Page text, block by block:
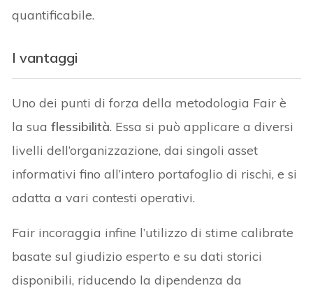
quantificabile.
I vantaggi
Uno dei punti di forza della metodologia Fair è
la suaflessibilità. Essa si può applicare a diversi
livelli dell’organizzazione, dai singoli asset
informativi fino all’intero portafoglio di rischi, e si
adatta a vari contesti operativi.
Fair incoraggia infine l’utilizzo di stime calibrate
basate sul giudizio esperto e su dati storici
disponibili, riducendo la dipendenza da